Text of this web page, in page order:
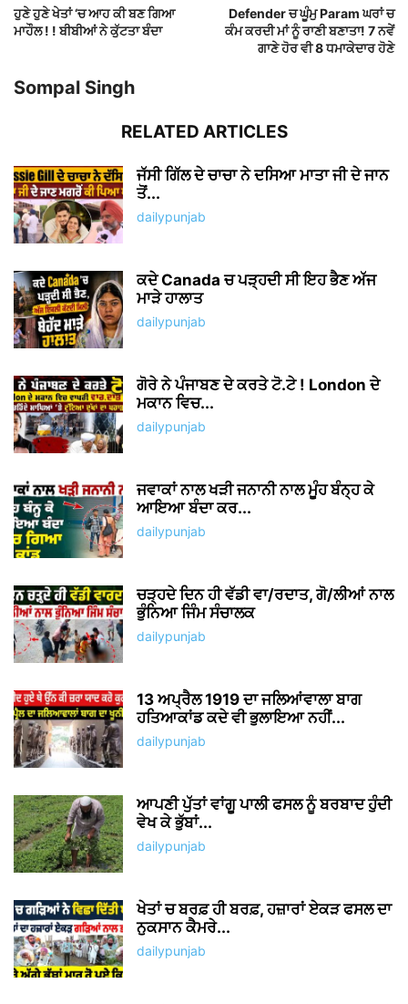
ਹੁਣੇ ਹੁਣੇ ਖੇਤਾਂ ‘ਚ ਆਹ ਕੀ ਬਣ ਗਿਆ
ਮਾਹੌਲ ! ! ਬੀਬੀਆਂ ਨੇ ਕੁੱਟਤਾ ਬੰਦਾ
Defender ਚ ਘੂੰਮੁ Param ਘਰਾਂ ਚ
ਕੰਮ ਕਰਦੀ ਮਾਂ ਨੂੰ ਰਾਣੀ ਬਣਾਤਾ! 7 ਨਵੇਂ
ਗਾਣੇ ਹੋਰ ਵੀ 8 ਧਮਾਕੇਦਾਰ ਹੋਣੇ
Sompal Singh
RELATED ARTICLES
ਜੱਸੀ ਗਿੱਲ ਦੇ ਚਾਚਾ ਨੇ ਦਸਿਆ ਮਾਤਾ ਜੀ ਦੇ ਜਾਨ
ਤੋਂ...
dailypunjab
ਕਦੇ Canada ਚ ਪੜ੍ਹਦੀ ਸੀ ਇਹ ਭੈਣ ਅੱਜ
ਮਾੜੇ ਹਾਲਾਤ
dailypunjab
ਗੋਰੇ ਨੇ ਪੰਜਾਬਣ ਦੇ ਕਰਤੇ ਟੋ.ਟੇ ! London ਦੇ
ਮਕਾਨ ਵਿਚ...
dailypunjab
ਜਵਾਕਾਂ ਨਾਲ ਖੜੀ ਜਨਾਨੀ ਨਾਲ ਮੂੰਹ ਬੰਨ੍ਹ ਕੇ
ਆਇਆ ਬੰਦਾ ਕਰ...
dailypunjab
ਚੜ੍ਹਦੇ ਦਿਨ ਹੀ ਵੱਡੀ ਵਾ/ਰਦਾਤ, ਗੋ/ਲੀਆਂ ਨਾਲ
ਭੁੰਨਿਆ ਜਿੰਮ ਸੰਚਾਲਕ
dailypunjab
13 ਅਪ੍ਰੈਲ 1919 ਦਾ ਜਲਿਆਂਵਾਲਾ ਬਾਗ
ਹਤਿਆਕਾਂਡ ਕਦੇ ਵੀ ਭੁਲਾਇਆ ਨਹੀਂ...
dailypunjab
ਆਪਣੀ ਪੁੱਤਾਂ ਵਾਂਗੂ ਪਾਲੀ ਫਸਲ ਨੂੰ ਬਰਬਾਦ ਹੁੰਦੀ
ਵੇਖ ਕੇ ਭੁੱਬਾਂ...
dailypunjab
ਖੇਤਾਂ ਚ ਬਰਫ਼ ਹੀ ਬਰਫ਼, ਹਜ਼ਾਰਾਂ ਏਕੜ ਫਸਲ ਦਾ
ਨੁਕਸਾਨ ਕੈਮਰੇ...
dailypunjab